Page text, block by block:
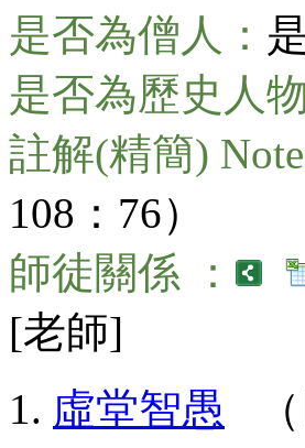
是否為僧人： 是
是否為歷史人
註解(精簡)
108：76）
師徒關係 ：
[老師]
虛堂智愚 （